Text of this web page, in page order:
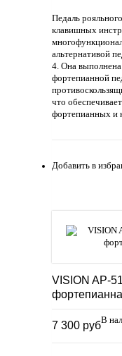
Педаль
клавишных
альтернативой
4. Она выполнена
фортепианной
что
фортепианных и
Добавить в
VISION AP-
7 300 рубВ